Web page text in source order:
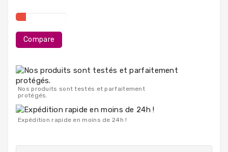
Destockage
Compare
Nos produits sont testés et parfaitement
protégés.
Expédition rapide en moins de 24h !